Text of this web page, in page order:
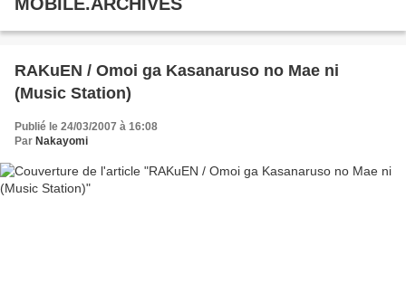
RAKuEN / Omoi ga Kasanaruso no Mae ni
(Music Station)
Publié le 24/03/2007 à 16:08
Par Nakayomi